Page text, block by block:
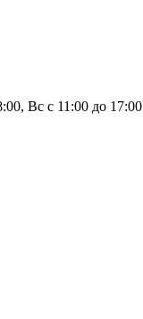
Вс с 11:00 до 17:00